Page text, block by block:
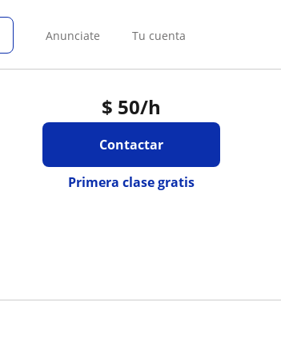
Anunciate Tu cuenta
$ 50/h
Contactar
Primera clase gratis